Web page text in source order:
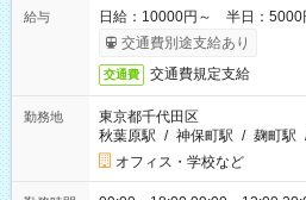
給与
日給：10000円～ 半日：5000
交通費別途支給あり
交通費 交通費規定支給
勤務地
東京都千代田区
秋葉原駅 / 神保町駅 / 麹町駅
オフィス・学校など